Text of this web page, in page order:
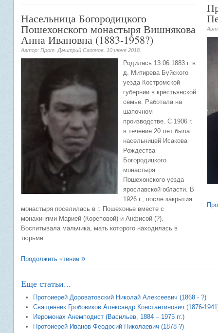
Насельница Богородицкого
Пошехонского монастыря Вишнякова
Анна Ивановна (1883-1958?)
Автор: Прот. Дмитрий Сазонов. 10 июня 2018
Родилась 13.06.1883 г. в
д. Митирева Буйского
уезда Костромской
губернии в крестьянской
семье. Работала на
шапочном
производстве. С 1906 г.
в течение 20 лет была
насельницей Исакова
Рождества-
Богородицкого
монастыря
Пошехонского уезда
ярославской области. В
1926 г., после закрытия
монастыря поселилась в г. Пошехонье вместе с
монахинями Марией (Кореповой) и Анфисой (?).
Воспитывала мальчика, мать которого находилась в
тюрьме.
Продолжить чтение
Еще статьи...
Протоиерей Дороватовский Николай Алексеевич (1868 - ?)
Священник Гробовиков Александр Константинович (1876-
Иеромонах Анемподист (Васильев, 1884 – 1975 гг.)
Протоиерей Иванов Феодосий Николаевич (1878-?)